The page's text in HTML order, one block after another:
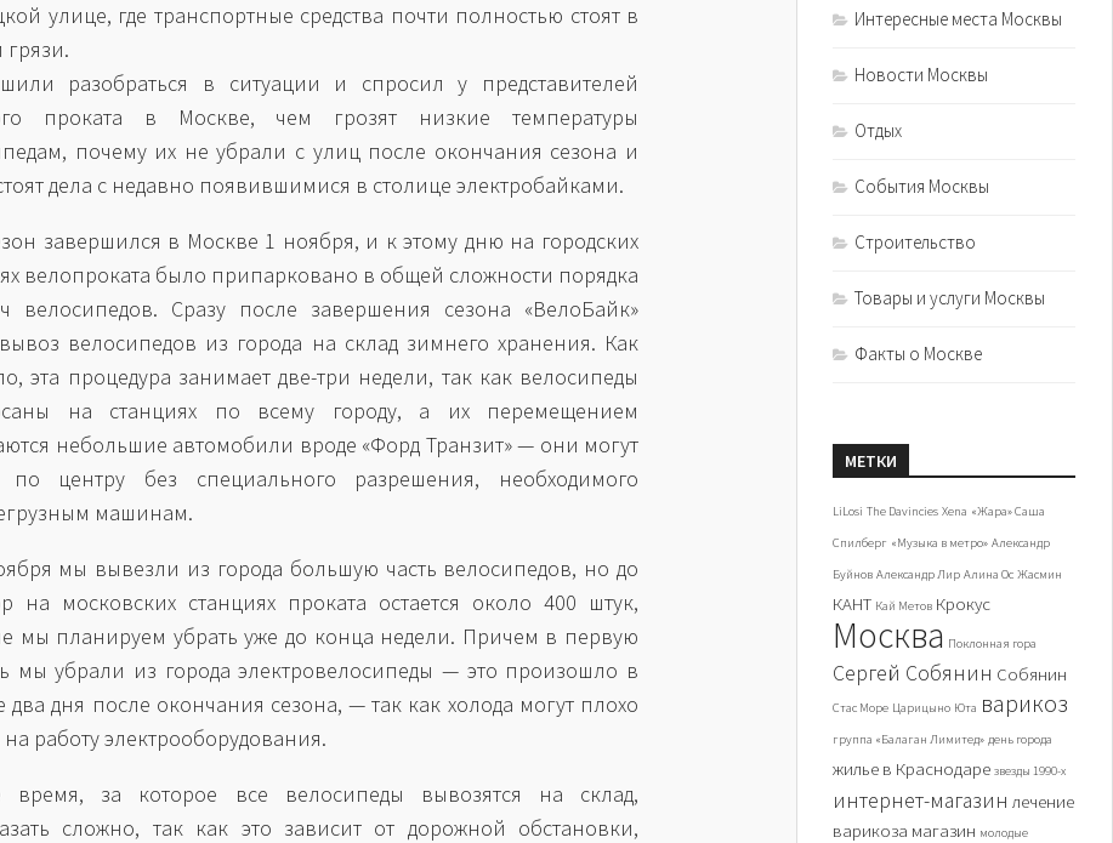
улице, где транспортные средства почти полностью стоят в
грязи.
разобраться в ситуации и спросил у представителей
проката в Москве, чем грозят низкие температуры
почему их не убрали с улиц после окончания сезона и
дела с недавно появившимися в столице электробайками.
завершился в Москве 1 ноября, и к этому дню на городских
велопроката было припарковано в общей сложности порядка
велосипедов. Сразу после завершения сезона «ВелоБайк»
велосипедов из города на склад зимнего хранения. Как
эта процедура занимает две-три недели, так как велосипеды
на станциях по всему городу, а их перемещением
небольшие автомобили вроде «Форд Транзит» — они могут
по центру без специального разрешения, необходимого
машинам.
мы вывезли из города большую часть велосипедов, но до
на московских станциях проката остается около 400 штук,
мы планируем убрать уже до конца недели. Причем в первую
мы убрали из города электровелосипеды — это произошло в
два дня после окончания сезона, — так как холода могут плохо
на работу электрооборудования.
время, за которое все велосипеды вывозятся на склад,
сложно, так как это зависит от дорожной обстановки,
Интересные места Москвы
Новости Москвы
Отдых
События Москвы
Строительство
Товары и услуги Москвы
Факты о Москве
МЕТКИ
LiLosi The Davincies Xena «Жара» Саша
Спилберг «Музыка в метро» Александр
Буйнов Александр Лир Алина Ос Жасмин
КАНТ Кай Метов Крокус
Москва Поклонная гора
Сергей Собянин Собянин
Стас Море Царицыно Юта варикоз
группа «Балаган Лимитед» день города
жилье в Краснодаре звезды 1990-х
интернет-магазин лечение
варикоза магазин молодые